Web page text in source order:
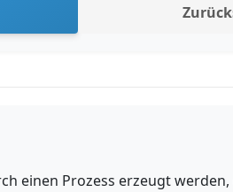
einen Prozess erzeugt